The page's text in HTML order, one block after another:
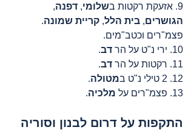
9. אזעקת רקטות ב
שלומי, דפנה,
הגושרים, בית הלל, קריית שמונה.
פצמ"רים וכטב"מים.
10. ירי נ"ט על הר
דב.
11. רקטות על הר
דב.
12. 2 טילי נ"ט ב
מטולה.
13. פצמ"רים על
מלכיה.
התקפות על דרום לבנון וסוריה